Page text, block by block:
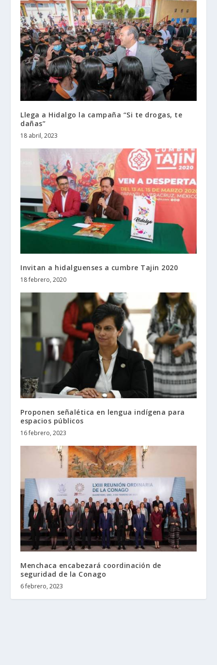
Llega a Hidalgo la campaña “Si te drogas, te
dañas”
18 abril, 2023
Invitan a hidalguenses a cumbre Tajin 2020
18 febrero, 2020
Proponen señalética en lengua indígena para
espacios públicos
16 febrero, 2023
Menchaca encabezará coordinación de
seguridad de la Conago
6 febrero, 2023